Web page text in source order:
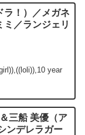
ラ！）／メガネ
ミ／ランジェリ
year
三船 美優（ア
ンデレラガー